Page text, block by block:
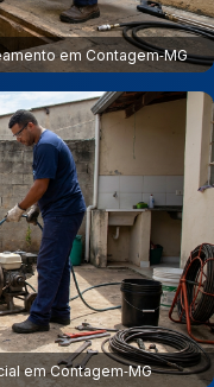
em Contagem‑MG
em Contagem‑MG